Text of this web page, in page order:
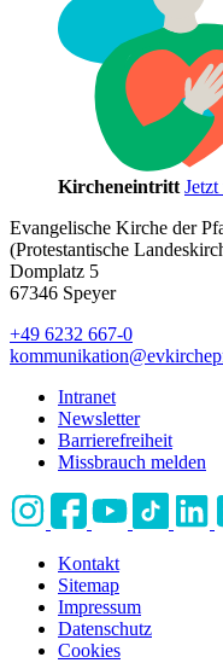
Kircheneintritt
Evangelische Kirche der
(Protestantische
Domplatz 5
67346 Speyer
+49 6232 667-0
kommunikation@
Intranet
Newsletter
Barrierefreiheit
Missbrauch melden
Kontakt
Sitemap
Impressum
Datenschutz
Cookies